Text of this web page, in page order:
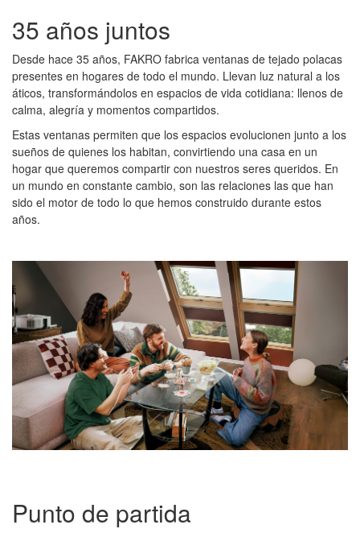
35 años juntos
Desde hace 35 años, FAKRO fabrica ventanas de tejado polacas
presentes en hogares de todo el mundo. Llevan luz natural a los
áticos, transformándolos en espacios de vida cotidiana: llenos de
calma, alegría y momentos compartidos.
Estas ventanas permiten que los espacios evolucionen junto a los
sueños de quienes los habitan, convirtiendo una casa en un
hogar que queremos compartir con nuestros seres queridos. En
un mundo en constante cambio, son las relaciones las que han
sido el motor de todo lo que hemos construido durante estos
años.
Punto de partida